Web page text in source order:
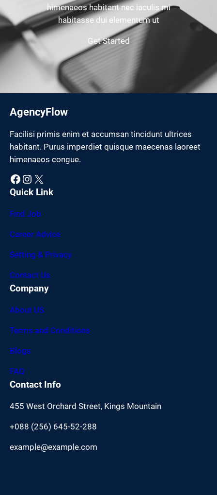
himenaeos habitant nec iaculis mi
habitasse dui elementum ut
Get Started
AgencyFlow
Facilisi primis enim et accumsan tincidunt ultrices
habitant. Purus imperdiet quisque maecenas laoreet
himenaeos congue.
Facebook Instagram X
Quick Link
Find Job
Career Advice
Setting & Privacy
Contact Us
Company
About US
Terms and Conditions
Blogs
FAQ
Contact Info
455 West Orchard Street, Kings Mountain
+088 (256) 645-52-288
example@example.com